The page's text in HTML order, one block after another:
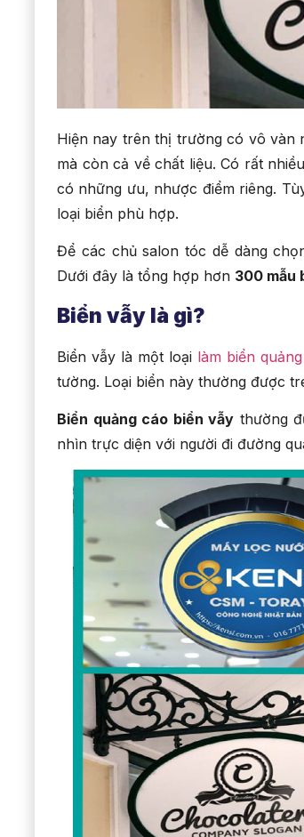
Hiện nay trên thị trường có vô vàn
mà còn cả về chất liệu. Có rất
có những ưu, nhược điểm riêng.
loại biển phù hợp.
Để các chủ salon tóc dễ dàng
Dưới đây là tổng hợp hơn 300 mẫu
Biển vẫy là gì?
Biển vẫy là một loại làm biển
tường. Loại biển này thường được
Biển quảng cáo biển vẫy thường
nhìn trực diện với người đi đường